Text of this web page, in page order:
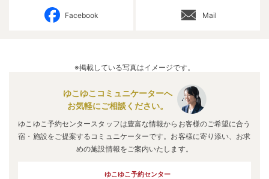
Facebook Mail
※掲載している写真はイメージです。
ゆこゆこコミュニケーターへ
お気軽にご相談ください。
ゆこゆこ予約センタースタッフは豊富な情報からお客様のご希望に合う
宿・施設をご提案するコミュニケーターです。お客様に寄り添い、お求
めの施設情報をご案内いたします。
ゆこゆこ予約センター